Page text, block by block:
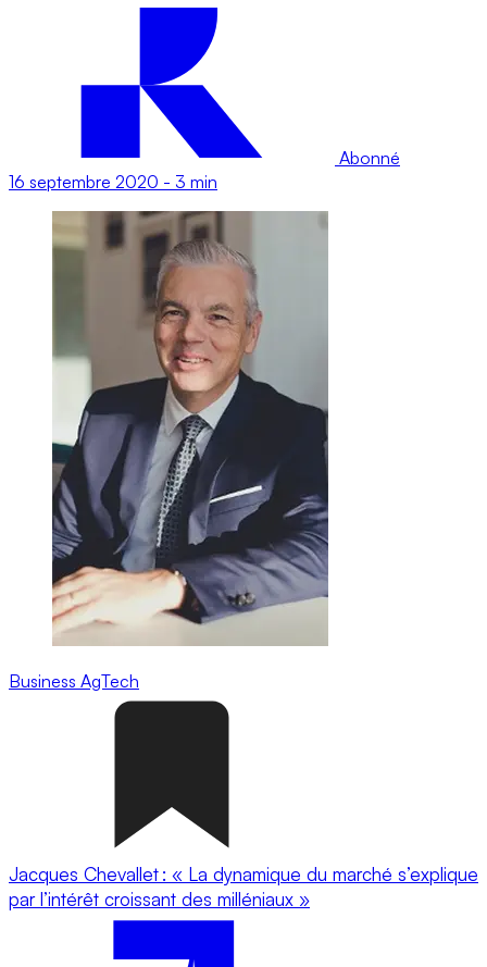
Abonné
16 septembre 2020 - 3 min
Business AgTech
Jacques Chevallet : « La dynamique du marché s’explique
par l’intérêt croissant des milléniaux »